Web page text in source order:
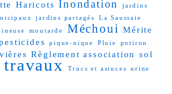
Haricots Inondation
jardins
jardins partagés
La Saussaie
moutarde Méchoui Mérite
pique-nique Pluie potiron
Règlement association sol
travaux Trucs et astuces
urine